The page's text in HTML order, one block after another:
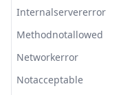
Internalservererror
Methodnotallowed
Networkerror
Notacceptable